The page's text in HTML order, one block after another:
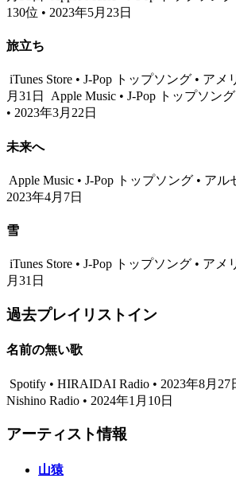
130位 • 2023年5月23日
旅立ち
iTunes Store • J-Pop トップソング • アメ
月31日
Apple Music • J-Pop トップソン
• 2023年3月22日
未来へ
Apple Music • J-Pop トップソング • アル
2023年4月7日
雪
iTunes Store • J-Pop トップソング • アメ
月31日
過去プレイリストイン
名前の無い歌
Spotify • HIRAIDAI Radio • 2023年8月27
Nishino Radio • 2024年1月10日
アーティスト情報
山猿